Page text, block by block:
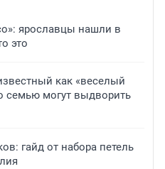
ярославцы нашли в
это
как «веселый
семью могут выдворить
гайд от набора петель